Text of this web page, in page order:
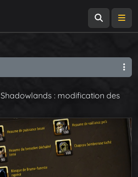
Shadowlands : modification des